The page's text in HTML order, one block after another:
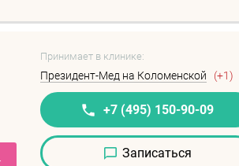
Принимает в клинике:
Президент-Мед на Коломенской (+1)
+7 (495) 150-90-09
Записаться